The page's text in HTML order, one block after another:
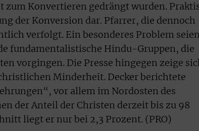
zum Konvertieren gedrängt wurden.
der Konversion dar. Pfarrer, die dennoch
verfolgt. Ein besonderes Problem seien
fundamentalistische Hindu-Gruppen, die
vorgingen. Die Presse hingegen zeige
Minderheit. Decker berichtete
vor allem im Nordosten des
der Anteil der Christen derzeit bis zu 98
liegt er nur bei 2,3 Prozent. (PRO)